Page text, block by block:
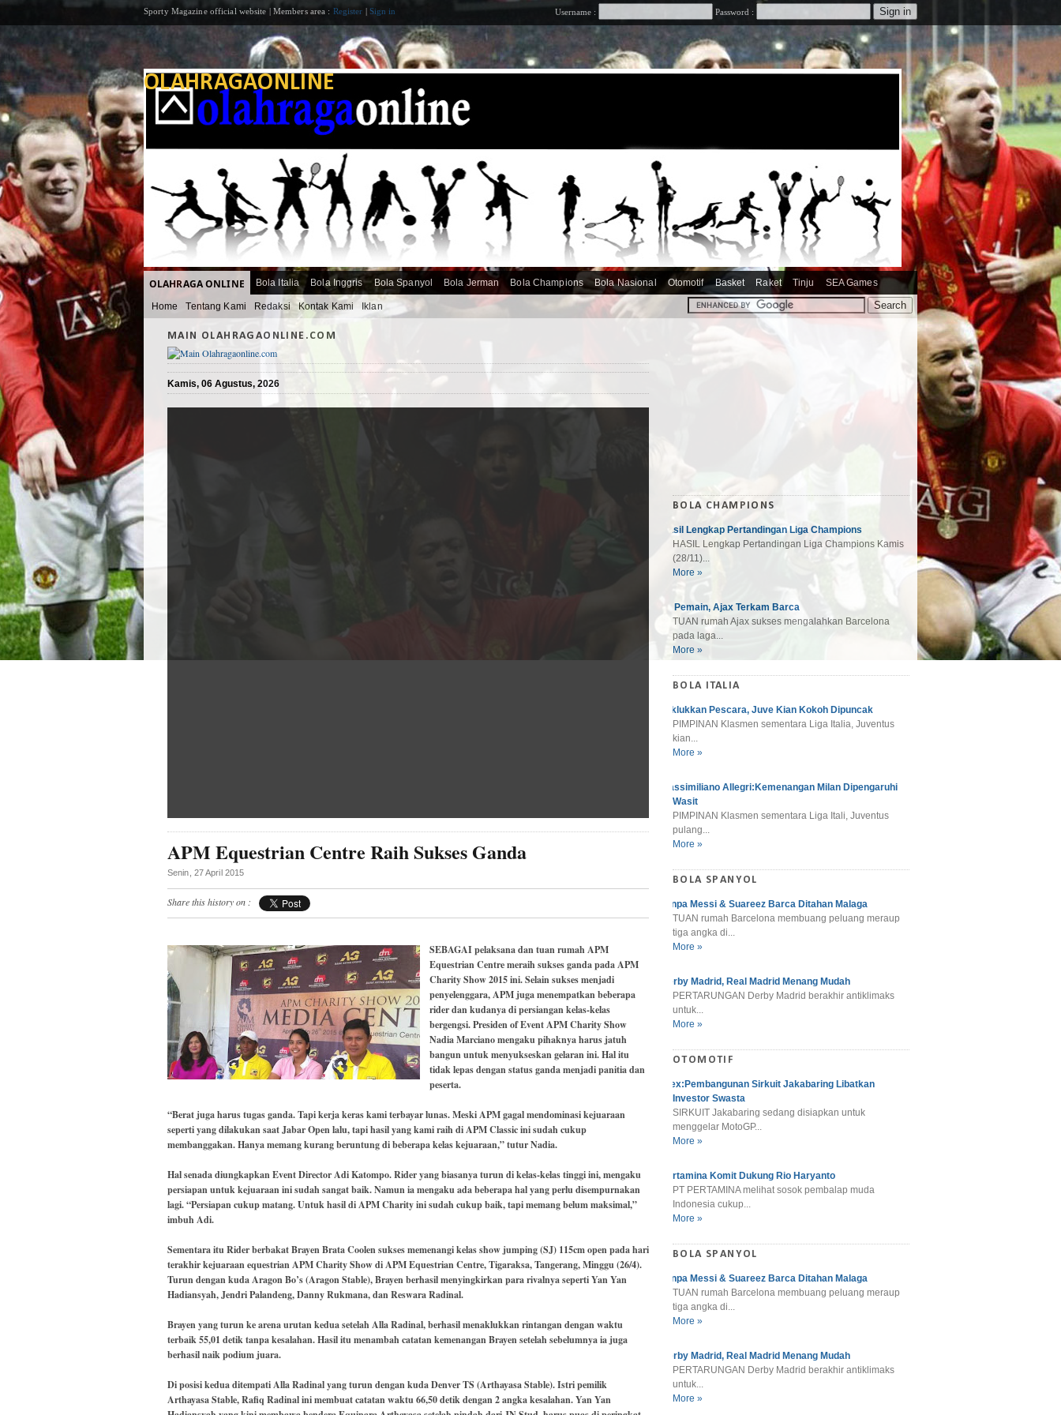
Sporty Magazine official website | Members area : Register | Sign in Username : Password :
OLAHRAGAONLINE
OLAHRAGA ONLINE Bola Italia Bola Inggris Bola Spanyol Bola Jerman Bola Champions Bola Nasional Otomotif Basket Raket Tinju SEA Games
Home Tentang Kami Redaksi Kontak Kami Iklan
MAIN OLAHRAGAONLINE.COM
Kamis, 06 Agustus, 2026
APM Equestrian Centre Raih Sukses Ganda
Senin, 27 April 2015
Share this history on :
SEBAGAI pelaksana dan tuan rumah APM
Equestrian Centre meraih sukses ganda pada APM
Charity Show 2015 ini. Selain sukses menjadi
penyelenggara, APM juga menempatkan beberapa
rider dan kudanya di persiangan kelas-kelas
bergengsi. Presiden of Event APM Charity Show
Nadia Marciano mengaku pihaknya harus jatuh
bangun untuk menyukseskan gelaran ini. Hal itu
tidak lepas dengan status ganda menjadi panitia dan
peserta.
“Berat juga harus tugas ganda. Tapi kerja keras kami terbayar lunas. Meski APM gagal mendominasi kejuaraan
seperti yang dilakukan saat Jabar Open lalu, tapi hasil yang kami raih di APM Classic ini sudah cukup
membanggakan. Hanya memang kurang beruntung di beberapa kelas kejuaraan,” tutur Nadia.
Hal senada diungkapkan Event Director Adi Katompo. Rider yang biasanya turun di kelas-kelas tinggi ini, mengaku
persiapan untuk kejuaraan ini sudah sangat baik. Namun ia mengaku ada beberapa hal yang perlu disempurnakan
lagi. “Persiapan cukup matang. Untuk hasil di APM Charity ini sudah cukup baik, tapi memang belum maksimal,”
imbuh Adi.
Sementara itu Rider berbakat Brayen Brata Coolen sukses memenangi kelas show jumping (SJ) 115cm open pada hari
terakhir kejuaraan equestrian APM Charity Show di APM Equestrian Centre, Tigaraksa, Tangerang, Minggu (26/4).
Turun dengan kuda Aragon Bo’s (Aragon Stable), Brayen berhasil menyingkirkan para rivalnya seperti Yan Yan
Hadiansyah, Jendri Palandeng, Danny Rukmana, dan Reswara Radinal.
Brayen yang turun ke arena urutan kedua setelah Alla Radinal, berhasil menaklukkan rintangan dengan waktu
terbaik 55,01 detik tanpa kesalahan. Hasil itu menambah catatan kemenangan Brayen setelah sebelumnya ia juga
berhasil naik podium juara.
Di posisi kedua ditempati Alla Radinal yang turun dengan kuda Denver TS (Arthayasa Stable). Istri pemilik
Arthayasa Stable, Rafiq Radinal ini membuat catatan waktu 66,50 detik dengan 2 angka kesalahan. Yan Yan
BOLA CHAMPIONS
Hasil Lengkap Pertandingan Liga Champions
HASIL Lengkap Pertandingan Liga Champions Kamis
(28/11)...
More »
10 Pemain, Ajax Terkam Barca
TUAN rumah Ajax sukses mengalahkan Barcelona
pada laga...
More »
BOLA ITALIA
Taklukkan Pescara, Juve Kian Kokoh Dipuncak
PIMPINAN Klasmen sementara Liga Italia, Juventus
kian...
More »
Massimiliano Allegri:Kemenangan Milan Dipengaruhi
Wasit
PIMPINAN Klasmen sementara Liga Itali, Juventus
pulang...
More »
BOLA SPANYOL
Tanpa Messi & Suareez Barca Ditahan Malaga
TUAN rumah Barcelona membuang peluang meraup
tiga angka di...
More »
Derby Madrid, Real Madrid Menang Mudah
PERTARUNGAN Derby Madrid berakhir antiklimaks
untuk...
More »
OTOMOTIF
Alex:Pembangunan Sirkuit Jakabaring Libatkan
Investor Swasta
SIRKUIT Jakabaring sedang disiapkan untuk
menggelar MotoGP...
More »
Pertamina Komit Dukung Rio Haryanto
PT PERTAMINA melihat sosok pembalap muda
Indonesia cukup...
More »
BOLA SPANYOL
Tanpa Messi & Suareez Barca Ditahan Malaga
TUAN rumah Barcelona membuang peluang meraup
tiga angka di...
More »
Derby Madrid, Real Madrid Menang Mudah
PERTARUNGAN Derby Madrid berakhir antiklimaks
untuk...
More »